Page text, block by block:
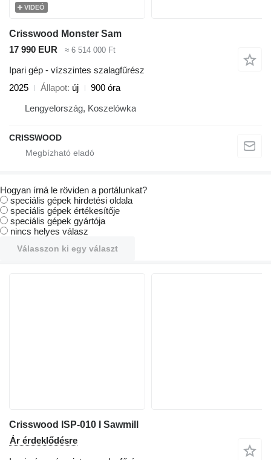
VIDEÓ
Crisswood Monster Sam
17 990 EUR
≈ 6 514 000 Ft
Ipari gép - vízszintes szalagfűrész
2025
Állapot új
900 óra
Lengyelország, Koszelówka
CRISSWOOD
Hogyan írná le röviden a portálunkat?
speciális gépek hirdetési oldala
speciális gépek értékesítője
speciális gépek gyártója
nincs helyes válasz
Válasszon ki egy választ
Crisswood ISP-010 I Sawmill
Ár érdeklődésre